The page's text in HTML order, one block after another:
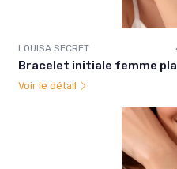
LOUISA SECRET
Bracelet initiale femme
Voir le détail